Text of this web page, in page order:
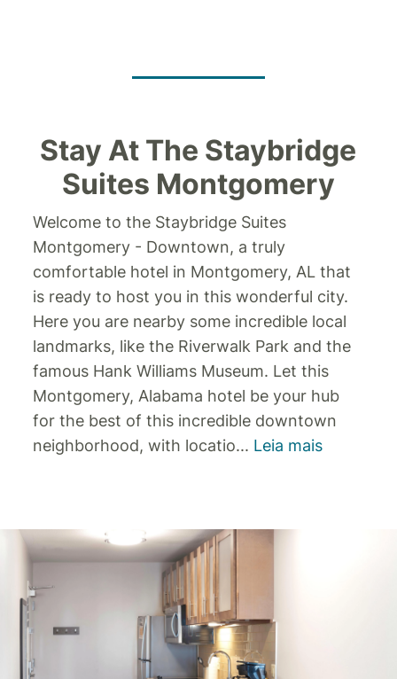
Stay At The Staybridge
Suites Montgomery
Welcome to the Staybridge Suites
Montgomery - Downtown, a truly
comfortable hotel in Montgomery, AL that
is ready to host you in this wonderful city.
Here you are nearby some incredible local
landmarks, like the Riverwalk Park and the
famous Hank Williams Museum. Let this
Montgomery, Alabama hotel be your hub
for the best of this incredible downtown
neighborhood, with locatio... Leia mais